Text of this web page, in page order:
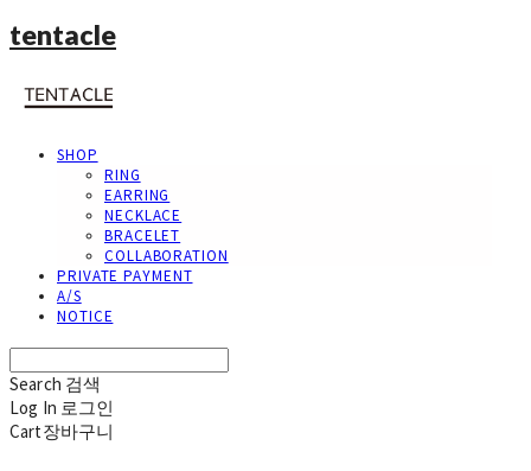
tentacle
SHOP
RING
EARRING
NECKLACE
BRACELET
COLLABORATION
PRIVATE PAYMENT
A/S
NOTICE
Search 검색
Log In 로그인
Cart장바구니